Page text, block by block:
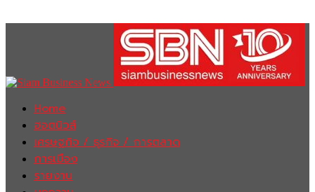
Home
ฮอตนิวส์
เศรษฐกิจ / ธุรกิจ / การตลาด
การเมือง
รายงาน